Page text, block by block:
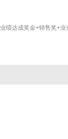
达成奖金+销售奖+